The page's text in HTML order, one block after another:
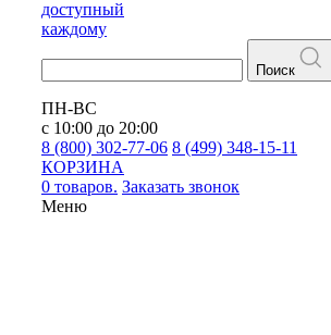
доступный
каждому
Поиск
ПН-ВС
с 10:00 до 20:00
8 (800) 302-77-06 8 (499) 348-15-11
КОРЗИНА
0 товаров. Заказать звонок
Меню